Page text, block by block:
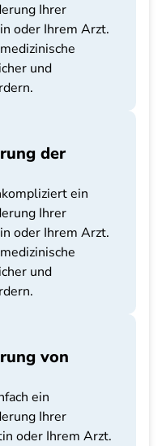
Ihrer
oder Ihrem Arzt.
und
der
ein
Ihrer
oder Ihrem Arzt.
und
von
ein
Ihrer
oder Ihrem Arzt.